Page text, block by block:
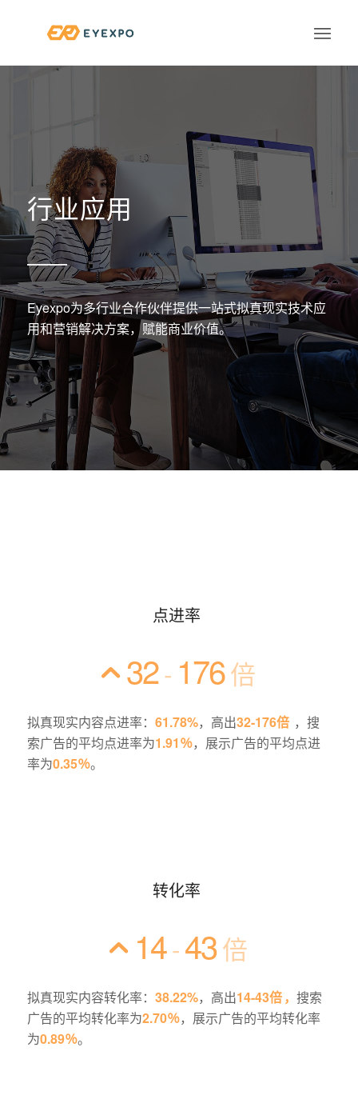
行业应用
Eyexpo为多行业合作伙伴提供一站式拟真现实技术应
用和营销解决方案，赋能商业价值。
点进率
32- 176倍
拟真现实内容点进率： 61.78%， 高出32-176倍 ， 搜
索广告的平均点进率为1.91％，展示广告的平均点进
率为0.35％。
转化率
14-43倍
拟真现实内容转化率： 38.22%， 高出14-43倍， 搜索
广告的平均转化率为2.70％，展示广告的平均转化率
为0.89％。